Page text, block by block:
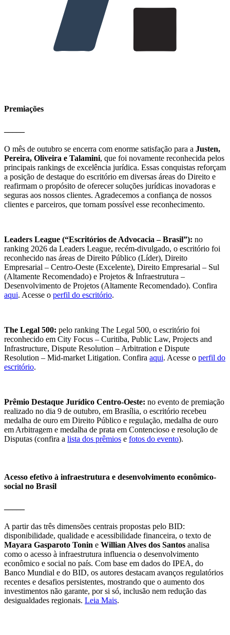
Premiações
O mês de outubro se encerra com enorme satisfação para a Justen,
Pereira, Oliveira e Talamini, que foi novamente reconhecida pelos
principais rankings de excelência jurídica. Essas conquistas reforçam
a posição de destaque do escritório em diversas áreas do Direito e
reafirmam o propósito de oferecer soluções jurídicas inovadoras e
seguras aos nossos clientes. Agradecemos a confiança de nossos
clientes e parceiros, que tornam possível esse reconhecimento.
Leaders League (“Escritórios de Advocacia – Brasil”): no
ranking 2026 da Leaders League, recém-divulgado, o escritório foi
reconhecido nas áreas de Direito Público (Líder), Direito
Empresarial – Centro-Oeste (Excelente), Direito Empresarial – Sul
(Altamente Recomendado) e Projetos & Infraestrutura –
Desenvolvimento de Projetos (Altamente Recomendado). Confira
aqui. Acesse o perfil do escritório.
The Legal 500: pelo ranking The Legal 500, o escritório foi
reconhecido em City Focus – Curitiba, Public Law, Projects and
Infrastructure, Dispute Resolution – Arbitration e Dispute
Resolution – Mid-market Litigation. Confira aqui. Acesse o perfil do
escritório.
Prêmio Destaque Jurídico Centro-Oeste: no evento de premiação
realizado no dia 9 de outubro, em Brasília, o escritório recebeu
medalha de ouro em Direito Público e regulação, medalha de ouro
em Arbitragem e medalha de prata em Contencioso e resolução de
Disputas (confira a lista dos prêmios e fotos do evento).
Acesso efetivo à infraestrutura e desenvolvimento econômico-
social no Brasil
A partir das três dimensões centrais propostas pelo BID:
disponibilidade, qualidade e acessibilidade financeira, o texto de
Mayara Gasparoto Tonin e Willian Alves dos Santos analisa
como o acesso à infraestrutura influencia o desenvolvimento
econômico e social no país. Com base em dados do IPEA, do
Banco Mundial e do BID, os autores destacam avanços regulatórios
recentes e desafios persistentes, mostrando que o aumento dos
investimentos não garante, por si só, inclusão nem redução das
desigualdades regionais. Leia Mais.